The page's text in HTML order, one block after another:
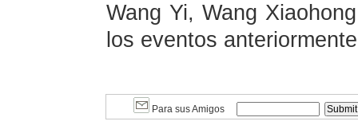
Wang Yi, Wang
los eventos
Para sus Amigos